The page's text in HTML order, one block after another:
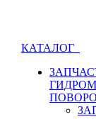
КАТАЛОГ